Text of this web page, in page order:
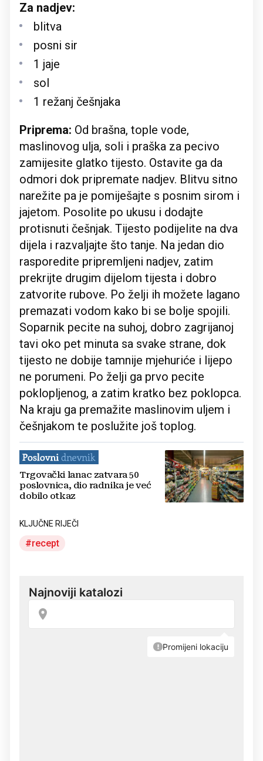
Za nadjev:
blitva
posni sir
1 jaje
sol
1 režanj češnjaka
Priprema: Od brašna, tople vode,
maslinovog ulja, soli i praška za pecivo
zamijesite glatko tijesto. Ostavite ga da
odmori dok pripremate nadjev. Blitvu sitno
narežite pa je pomiješajte s posnim sirom i
jajetom. Posolite po ukusu i dodajte
protisnuti češnjak. Tijesto podijelite na dva
dijela i razvaljajte što tanje. Na jedan dio
rasporedite pripremljeni nadjev, zatim
prekrijte drugim dijelom tijesta i dobro
zatvorite rubove. Po želji ih možete lagano
premazati vodom kako bi se bolje spojili.
Soparnik pecite na suhoj, dobro zagrijanoj
tavi oko pet minuta sa svake strane, dok
tijesto ne dobije tamnije mjehuriće i lijepo
ne porumeni. Po želji ga prvo pecite
poklopljenog, a zatim kratko bez poklopca.
Na kraju ga premažite maslinovim uljem i
češnjakom te poslužite još toplog.
Trgovački lanac zatvara 50
poslovnica, dio radnika je već
dobilo otkaz
KLJUČNE RIJEČI
recept